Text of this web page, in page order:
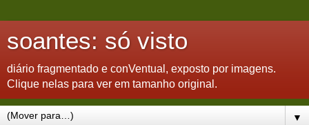
soantes: só visto
diário fragmentado e conVentual, exposto por imagens.
Clique nelas para ver em tamanho original.
▼